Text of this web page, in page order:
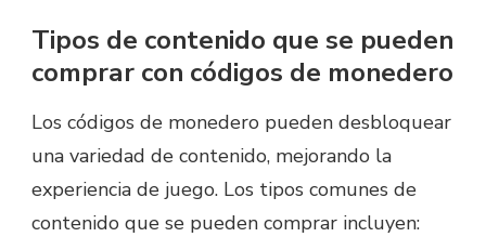
Tipos de contenido que se pueden
comprar con códigos de monedero
Los códigos de monedero pueden desbloquear
una variedad de contenido, mejorando la
experiencia de juego. Los tipos comunes de
contenido que se pueden comprar incluyen: